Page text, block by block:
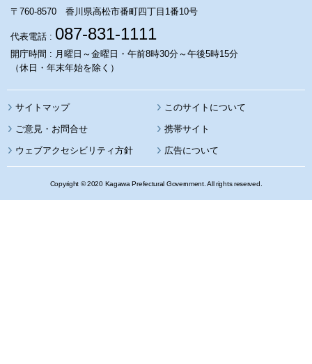
〒760-8570 香川県高松市番町四丁目1番10号
代表電話 : 087-831-1111
開庁時間 : 月曜日～金曜日・午前8時30分～午後5時15分
（休日・年末年始を除く）
サイトマップ このサイトについて
携帯サイト
ウェブアクセシビリティ方針 広告について
Copyright © 2020 Kagawa Prefectural Government. All rights reserved.